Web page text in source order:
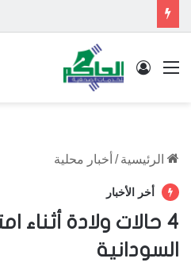
القائمة تسجيل الدخول
الرئيسية / أخبار محلية
أخر الأخبار
4 حالات ولادة أثناء
السودانية